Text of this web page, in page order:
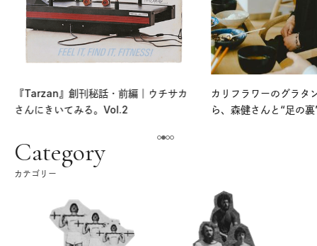
『Tarzan』創刊秘話・前編｜ウチサカ
さんにきいてみる。Vol.2
カリフラワーのグラタ
ら、森健さんと“足の
Category
カテゴリー